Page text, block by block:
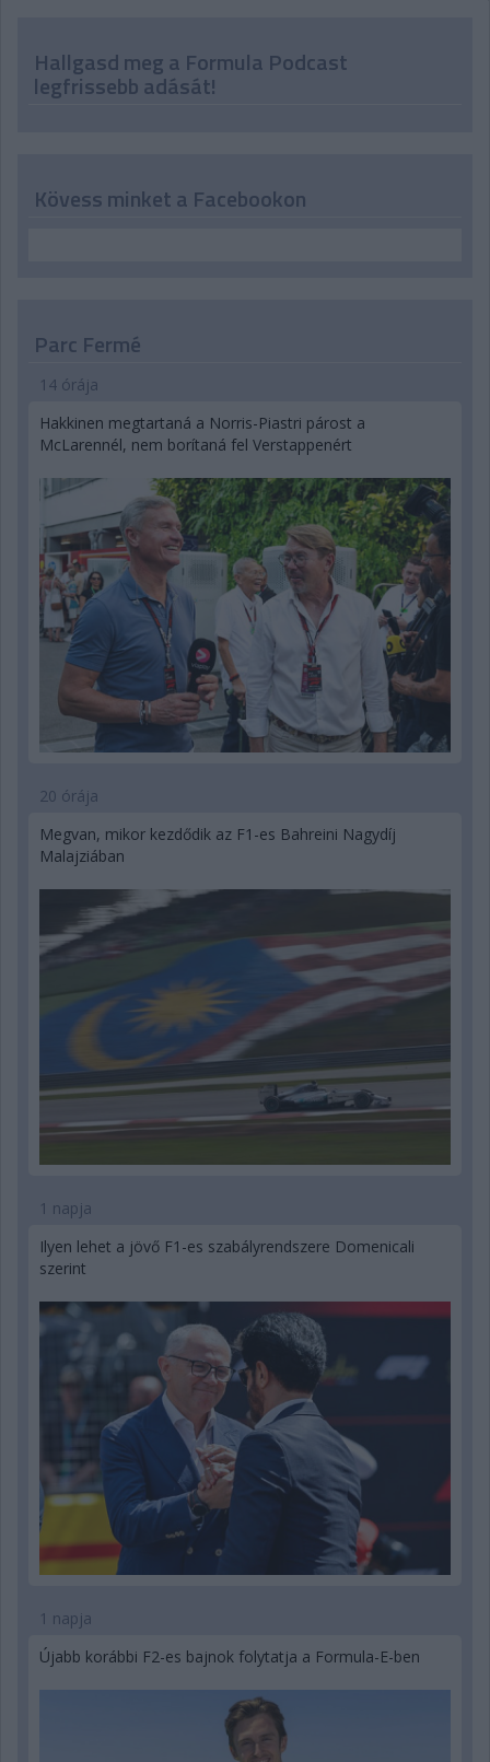
Hallgasd meg a Formula Podcast
legfrissebb adását!
Kövess minket a Facebookon
Parc Fermé
14 órája
Hakkinen megtartaná a Norris-Piastri párost a
McLarennél, nem borítaná fel Verstappenért
20 órája
Megvan, mikor kezdődik az F1-es Bahreini Nagydíj
Malajziában
1 napja
Ilyen lehet a jövő F1-es szabályrendszere Domenicali
szerint
1 napja
Újabb korábbi F2-es bajnok folytatja a Formula-E-ben